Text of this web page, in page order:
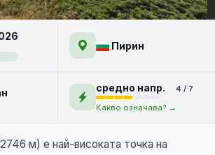
гранитната
Банско
НОВО
Пирин
средно напр.
4 / 7
Какво означава? →
м) е най-високата точка на